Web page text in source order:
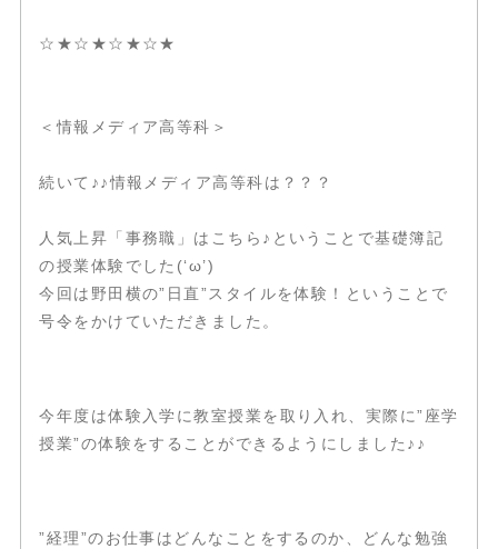
☆★☆★☆★☆★
＜情報メディア高等科＞
続いて♪♪情報メディア高等科は？？？
人気上昇「事務職」はこちら♪ということで基礎簿記
の授業体験でした(‘ω’)
今回は野田横の”日直”スタイルを体験！ということで
号令をかけていただきました。
今年度は体験入学に教室授業を取り入れ、実際に”座学
授業”の体験をすることができるようにしました♪♪
”経理”のお仕事はどんなことをするのか、どんな勉強